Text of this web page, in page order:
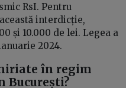
RsI. Pentru
interdicție,
și 10.000 de lei. Legea a
2024.
în regim
București?